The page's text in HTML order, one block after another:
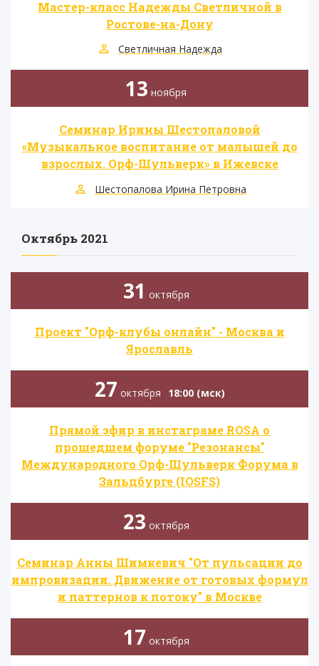
Мастер-класс Надежды Светличной в
Ростове-на-Дону
Светличная Надежда
13 ноября
Семинар Ирины Шестопаловой
«Музыкальное воспитание от малышей до
взрослых. Орф-Шульверк» в Ижевске
Шестопалова Ирина Петровна
Октябрь 2021
31 октября
Проект "Орф-клубы онлайн" - Москва и
Ярославль
27 октября 18:00 (мск)
Прямой эфир в инстаграме ROSA о
прошедшем форуме "Резонансы"
Международного Орф-Шульверк Форума в
Зальцбурге (IOSFS)
23 октября
Семинар Анны Шимкевич "От пульсации до
импровизации. Движение от готовых формул
и паттернов к потоку" в Москве
17 октября